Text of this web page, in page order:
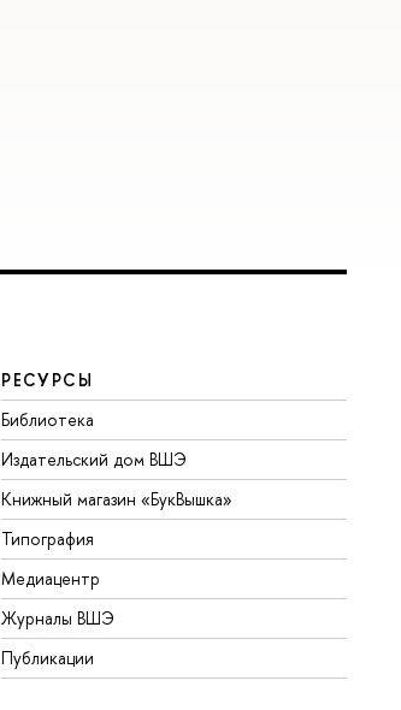
РЕСУРСЫ
Библиотека
Издательский дом ВШЭ
Книжный магазин «БукВышка»
Типография
Медиацентр
Журналы ВШЭ
Публикации